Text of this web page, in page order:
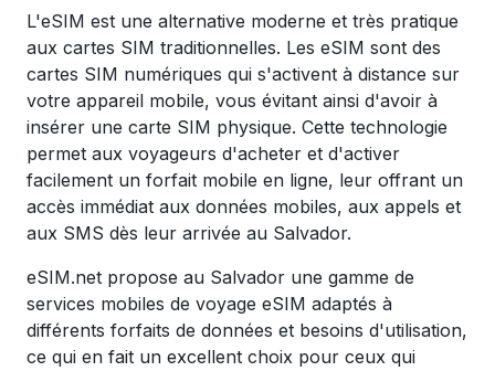
L'eSIM est une alternative moderne et très pratique
aux cartes SIM traditionnelles. Les eSIM sont des
cartes SIM numériques qui s'activent à distance sur
votre appareil mobile, vous évitant ainsi d'avoir à
insérer une carte SIM physique. Cette technologie
permet aux voyageurs d'acheter et d'activer
facilement un forfait mobile en ligne, leur offrant un
accès immédiat aux données mobiles, aux appels et
aux SMS dès leur arrivée au Salvador.
eSIM.net propose au Salvador une gamme de
services mobiles de voyage eSIM adaptés à
différents forfaits de données et besoins d'utilisation,
ce qui en fait un excellent choix pour ceux qui